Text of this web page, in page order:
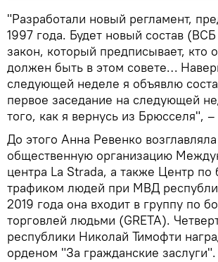
"Разработали новый регламент,
1997 года. Будет новый состав
закон, который предписывает, кто
должен быть в этом совете…
следующей неделе я объявлю
первое заседание на следующей
того, как я вернусь из Брюсселя",
До этого Анна Ревенко
общественную организацию
центра La Strada, а также Центр по
трафиком людей при МВД
2019 года она входит в группу по
торговлей людьми (GRETA).
республики Николай Тимофти
орденом "За гражданские заслуги".